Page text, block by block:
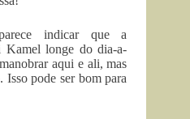
indicar que a
Kamel longe do dia-a-
aqui e ali, mas
Isso pode ser bom para